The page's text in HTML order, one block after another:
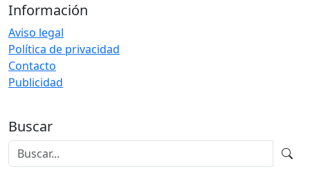
Información
Aviso legal
Política de privacidad
Contacto
Publicidad
Buscar